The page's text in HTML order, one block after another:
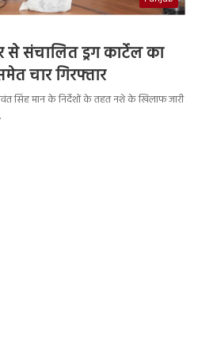
संचालित ड्रग कार्टेल का
चार गिरफ्तार
सिंह मान के निर्देशों के तहत नशे के खिलाफ जारी